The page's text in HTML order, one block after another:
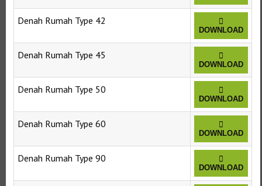
Denah Rumah Type 42
DOWNLOAD
Denah Rumah Type 45
DOWNLOAD
Denah Rumah Type 50
DOWNLOAD
Denah Rumah Type 60
DOWNLOAD
Denah Rumah Type 90
DOWNLOAD